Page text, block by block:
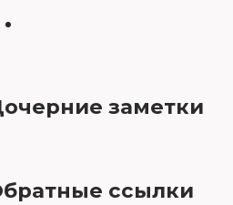
заметки
ссылки